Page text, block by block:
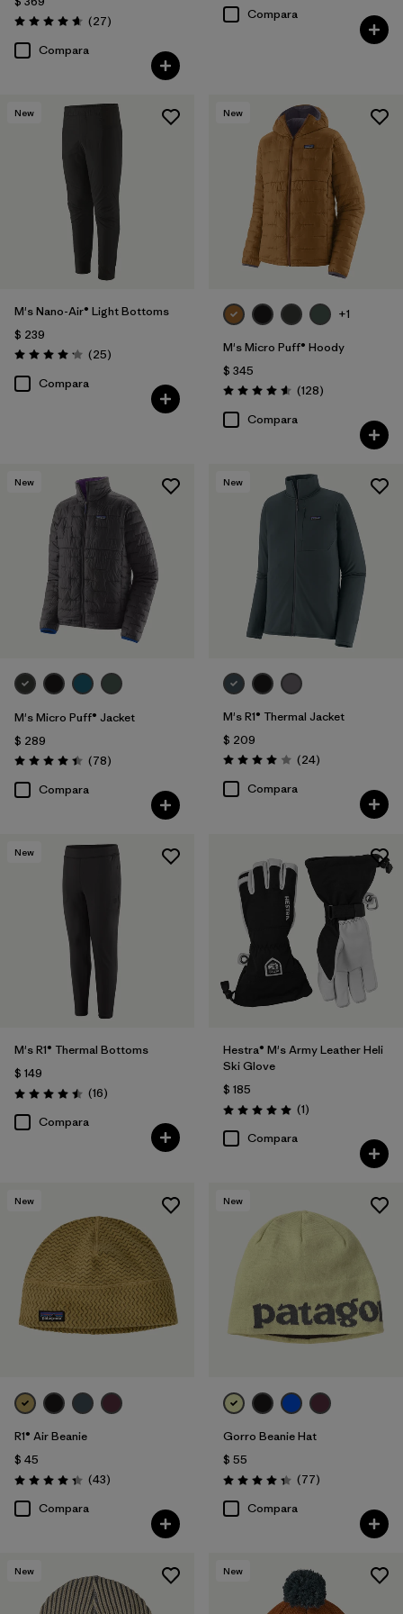
Valoración: 4.6 / 5
(27Comentarios
)
Compara
Compara
New
M's Nano-Air® Light Bottoms
$ 239
Valoración: 4.2 / 5
(25Comentarios
)
Compara
New
+1
M's Micro Puff® Hoody
$ 345
Valoración: 4.6 / 5
(128Comentarios
)
Compara
New
M's Micro Puff® Jacket
$ 289
Valoración: 4.4 / 5
(78Comentarios
)
Compara
New
M's R1® Thermal Jacket
$ 209
Valoración: 4.0 / 5
(24Comentarios
)
Compara
New
M's R1® Thermal Bottoms
$ 149
Valoración: 4.5 / 5
(16Comentarios
)
Compara
Hestra® M's Army Leather Heli
Ski Glove
$ 185
Valoración: 5.0 / 5
(1Comentarios
)
Compara
New
R1® Air Beanie
$ 45
Valoración: 4.3 / 5
(43Comentarios
)
Compara
New
Gorro Beanie Hat
$ 55
Valoración: 4.4 / 5
(77Comentarios
)
Compara
New New